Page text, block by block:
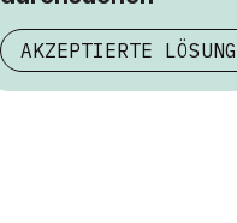
AKZEPTIERTE